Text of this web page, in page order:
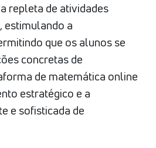
repleta de atividades
estimulando a
que os alunos se
concretas de
de matemática online
estratégico e a
e sofisticada de